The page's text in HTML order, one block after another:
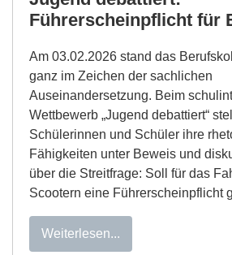
Führerscheinpflicht für
Am 03.02.2026 stand das
ganz im Zeichen der sachlichen
Auseinandersetzung. Beim
Wettbewerb „Jugend debattiert“
Schülerinnen und Schüler ihre
Fähigkeiten unter Beweis und
über die Streitfrage: Soll für das
Scootern eine Führerscheinpflicht
Weiterlesen...